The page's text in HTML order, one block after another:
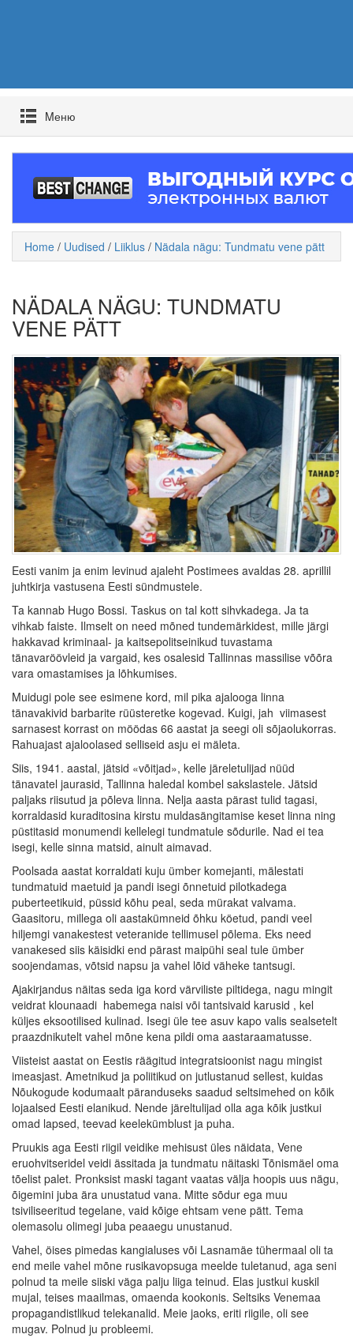
Mеню
Home / Uudised / Liiklus / Nädala nägu: Tundmatu vene pätt
NÄDALA NÄGU: TUNDMATU
VENE PÄTT
Eesti vanim ja enim levinud ajaleht Postimees avaldas 28. aprillil
juhtkirja vastusena Eesti sündmustele.
Ta kannab Hugo Bossi. Taskus on tal kott sihvkadega. Ja ta
vihkab faiste. Ilmselt on need mõned tundemärkidest, mille järgi
hakkavad kriminaal- ja kaitsepolitseinikud tuvastama
tänavaröövleid ja vargaid, kes osalesid Tallinnas massilise võõra
vara omastamises ja lõhkumises.
Muidugi pole see esimene kord, mil pika ajalooga linna
tänavakivid barbarite rüüsteretke kogevad. Kuigi, jah  viimasest
sarnasest korrast on möödas 66 aastat ja seegi oli sõjaolukorras.
Rahuajast ajaloolased selliseid asju ei mäleta.
Siis, 1941. aastal, jätsid «võitjad», kelle järeletulijad nüüd
tänavatel jaurasid, Tallinna haledal kombel sakslastele. Jätsid
paljaks riisutud ja põleva linna. Nelja aasta pärast tulid tagasi,
korraldasid kuraditosina kirstu muldasängitamise keset linna ning
püstitasid monumendi kellelegi tundmatule sõdurile. Nad ei tea
isegi, kelle sinna matsid, ainult aimavad.
Poolsada aastat korraldati kuju ümber komejanti, mälestati
tundmatuid maetuid ja pandi isegi õnnetuid pilotkadega
puberteetikuid, püssid kõhu peal, seda mürakat valvama.
Gaasitoru, millega oli aastakümneid õhku köetud, pandi veel
hiljemgi vanakestest veteranide tellimusel põlema. Eks need
vanakesed siis käisidki end pärast maipühi seal tule ümber
soojendamas, võtsid napsu ja vahel lõid väheke tantsugi.
Ajakirjandus näitas seda iga kord värviliste piltidega, nagu mingit
veidrat klounaadi  habemega naisi või tantsivaid karusid , kel
küljes eksootilised kulinad. Isegi üle tee asuv kapo valis sealsetelt
praazdnikutelt vahel mõne kena pildi oma aastaraamatusse.
Viisteist aastat on Eestis räägitud integratsioonist nagu mingist
imeasjast. Ametnikud ja poliitikud on jutlustanud sellest, kuidas
Nõukogude kodumaalt päranduseks saadud seltsimehed on kõik
lojaalsed Eesti elanikud. Nende järeltulijad olla aga kõik justkui
omad lapsed, teevad keelekümblust ja puha.
Pruukis aga Eesti riigil veidike mehisust üles näidata, Vene
eruohvitseridel veidi ässitada ja tundmatu näitaski Tõnismäel oma
tõelist palet. Pronksist maski tagant vaatas välja hoopis uus nägu,
õigemini juba ära unustatud vana. Mitte sõdur ega muu
tsiviliseeritud tegelane, vaid kõige ehtsam vene pätt. Tema
olemasolu olimegi juba peaaegu unustanud.
Vahel, öises pimedas kangialuses või Lasnamäe tühermaal oli ta
end meile vahel mõne rusikavopsuga meelde tuletanud, aga seni
polnud ta meile siiski väga palju liiga teinud. Elas justkui kuskil
mujal, teises maailmas, omaenda kookonis. Seltsiks Venemaa
propagandistlikud telekanalid. Meie jaoks, eriti riigile, oli see
mugav. Polnud ju probleemi.